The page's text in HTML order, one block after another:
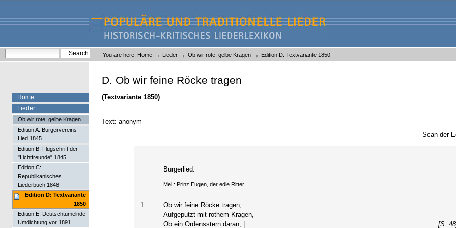
content.
navigation
Liederlexikon
Personal
tools
You are here: Home → Lieder → Ob wir rote, gelbe Kragen → Edition D: Textvariante 1850
D. Ob wir feine Röcke tragen
(Textvariante 1850)
Text: anonym
Scan der
Bürgerlied.
Mel.: Prinz Eugen, der edle Ritter.
1.
Ob wir feine Röcke tragen,
Aufgeputzt mit rothem Kragen,
Ob ein Ordensstern daran; |
[S.
Home
Lieder
Ob wir rote, gelbe Kragen
Edition A: Bürgervereins-
Lied 1845
Edition B: Flugschrift der
"Lichtfreunde" 1845
Edition C:
Republikanisches
Liederbuch 1848
Edition D: Textvariante
1850
Edition E: Deutschtümelnde
Umdichtung vor 1891